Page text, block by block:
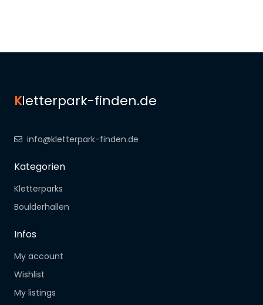
Kletterpark-finden.de
info@kletterpark-finden.de
Kategorien
Kletterparks
Boulderhallen
Infos
My account
Wishlist
My listings